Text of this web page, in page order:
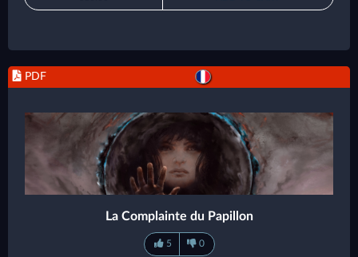
PDF
La Complainte du Papillon
5 0